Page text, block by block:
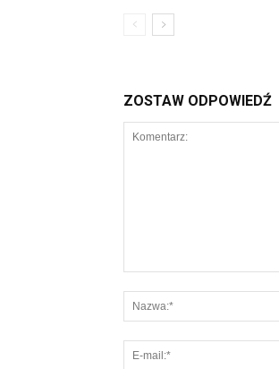
ZOSTAW ODPOWIEDŹ